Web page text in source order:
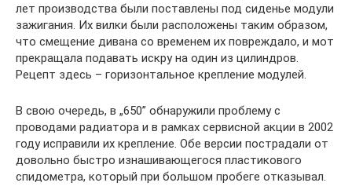
лет производства были поставлены под сиденье модули
зажигания. Их вилки были расположены таким образом,
что смещение дивана со временем их повреждало, и мот
прекращала подавать искру на один из цилиндров.
Рецепт здесь – горизонтальное крепление модулей.
В свою очередь, в „650” обнаружили проблему с
проводами радиатора и в рамках сервисной акции в 2002
году исправили их крепление. Обе версии пострадали от
довольно быстро изнашивающегося пластикового
спидометра, который при большом пробеге отказывал.